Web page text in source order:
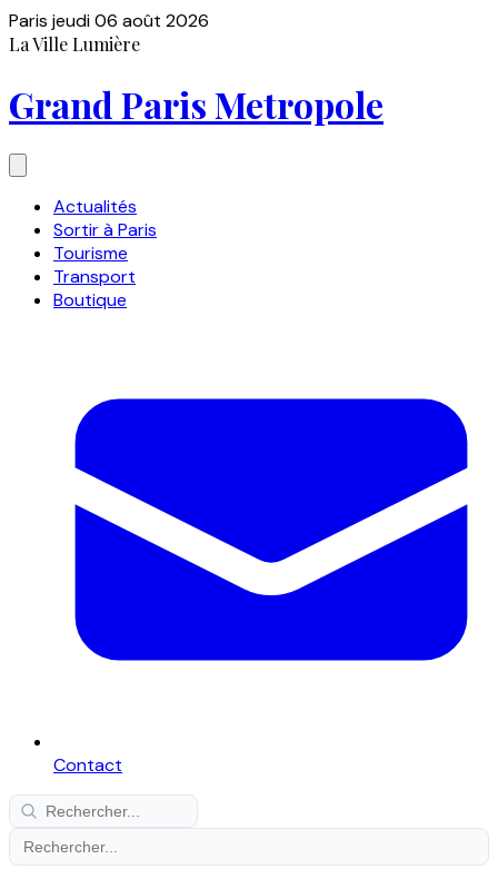
Paris jeudi 06 août 2026
La Ville Lumière
Grand Paris Metropole
Actualités
Sortir à Paris
Tourisme
Transport
Boutique
Contact